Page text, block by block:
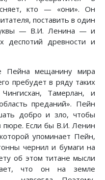
кто — «они». Он
поставить в один
— В.И. Ленина — и
деспотий древности и
Пейна мещанину мира
пребудет в ряду таких
Тамерлан, и
преданий». Пейн
добро и зло, чтобы
пюре. Если бы В.И. Ленин
упоминает Пейн,
чернил и бумаги на
об этом титане мысли
что он на земле